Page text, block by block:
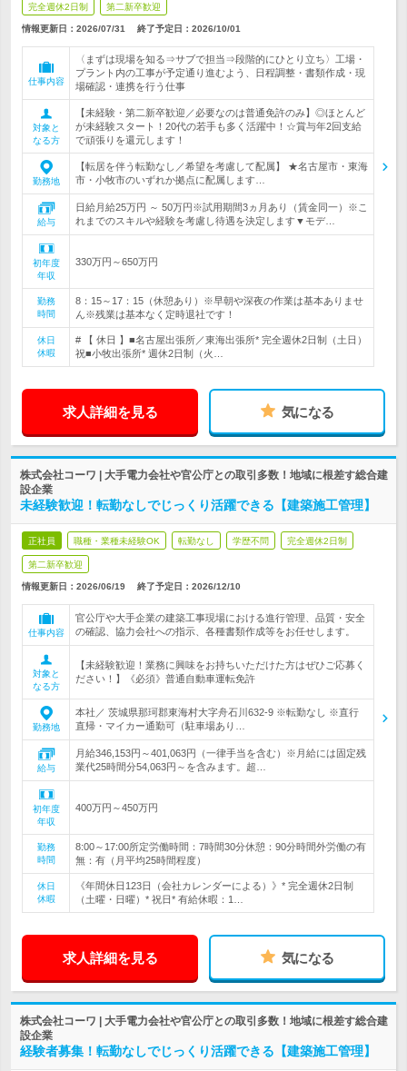
完全週休2日制 第二新卒歓迎
情報更新日：2026/07/31 終了予定日： 2026/10/01
仕事内容
〈まずは現場を知る⇒サブで担当⇒段階的にひとり立ち〉工場・
プラント内の工事が予定通り進むよう、日程調整・書類作成・現
場確認・連携を行う仕事
対象と
なる方
【未経験・第二新卒歓迎／必要なのは普通免許のみ】◎ほとんど
が未経験スタート！20代の若手も多く活躍中！☆賞与年2回支給
で頑張りを還元します！
勤務地
【転居を伴う転勤なし／希望を考慮して配属】 ★名古屋市・東海
市・小牧市のいずれか拠点に配属します…
給与
日給月給25万円 ～ 50万円※試用期間3ヵ月あり（賃金同一）※こ
れまでのスキルや経験を考慮し待遇を決定します▼モデ…
初年度
年収
330万円～650万円
勤務
時間
8：15～17：15（休憩あり）※早朝や深夜の作業は基本ありませ
ん※残業は基本なく定時退社です！
休日
休暇
# 【 休日 】■名古屋出張所／東海出張所* 完全週休2日制（土日）
祝■小牧出張所* 週休2日制（火…
求人詳細を見る 気になる
株式会社コーワ | 大手電力会社や官公庁との取引多数！地域に根差す総合建
設企業
未経験歓迎！転勤なしでじっくり活躍できる【建築施工管理】
正社員 職種・業種未経験OK 転勤なし 学歴不問 完全週休2日制
第二新卒歓迎
情報更新日：2026/06/19 終了予定日： 2026/12/10
仕事内容
官公庁や大手企業の建築工事現場における進行管理、品質・安全
の確認、協力会社への指示、各種書類作成等をお任せします。
対象と
なる方
【未経験歓迎！業務に興味をお持ちいただけた方はぜひご応募く
ださい！】《必須》普通自動車運転免許
勤務地
本社／ 茨城県那珂郡東海村大字舟石川632-9 ※転勤なし ※直行
直帰・マイカー通勤可（駐車場あり…
給与
月給346,153円～401,063円（一律手当を含む）※月給には固定残
業代25時間分54,063円～を含みます。超…
初年度
年収
400万円～450万円
勤務
時間
8:00～17:00所定労働時間：7時間30分休憩：90分時間外労働の有
無：有（月平均25時間程度）
休日
休暇
《年間休日123日（会社カレンダーによる）》* 完全週休2日制
（土曜・日曜）* 祝日* 有給休暇：1…
求人詳細を見る 気になる
株式会社コーワ | 大手電力会社や官公庁との取引多数！地域に根差す総合建
設企業
経験者募集！転勤なしでじっくり活躍できる【建築施工管理】